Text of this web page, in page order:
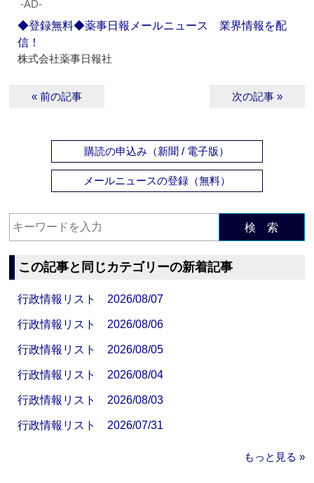
‐AD‐
◆登録無料◆薬事日報メールニュース 業界情報を配
信！
株式会社薬事日報社
« 前の記事 次の記事 »
購読の申込み（新聞 / 電子版）
メールニュースの登録（無料）
検 索
この記事と同じカテゴリーの新着記事
行政情報リスト 2026/08/07
行政情報リスト 2026/08/06
行政情報リスト 2026/08/05
行政情報リスト 2026/08/04
行政情報リスト 2026/08/03
行政情報リスト 2026/07/31
もっと見る »